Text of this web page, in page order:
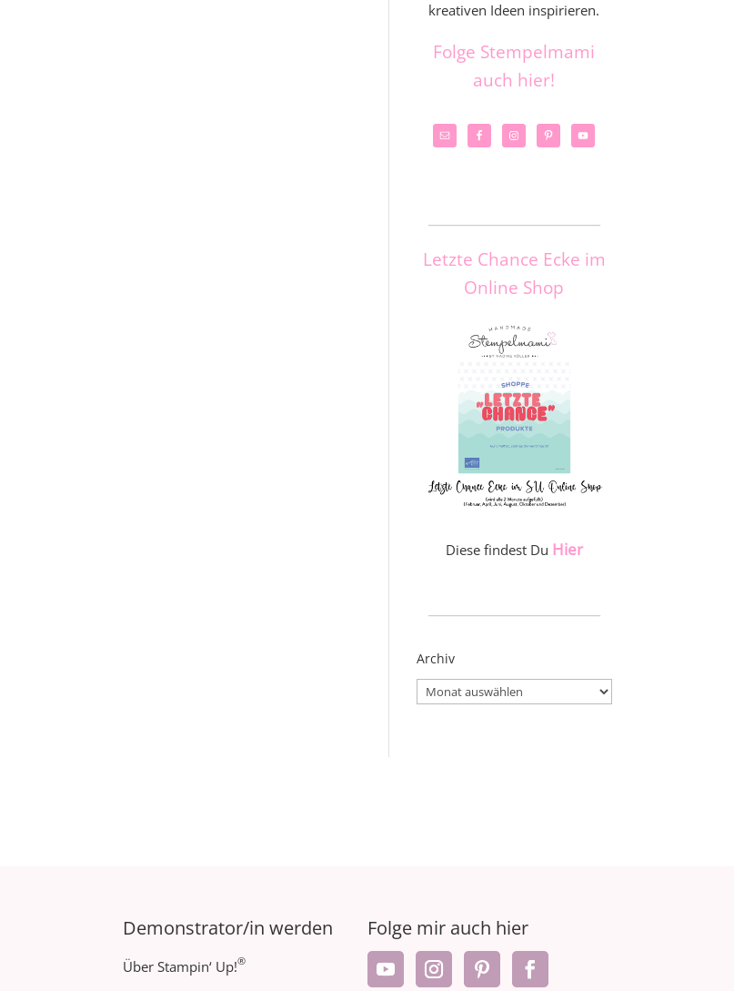
kreativen Ideen inspirieren.
Folge Stempelmami
auch hier!
Letzte Chance Ecke im
Online Shop
Diese findest Du Hier
Archiv
Archiv
Demonstrator/in werden
Über Stampin‘ Up!®
Folge mir auch hier